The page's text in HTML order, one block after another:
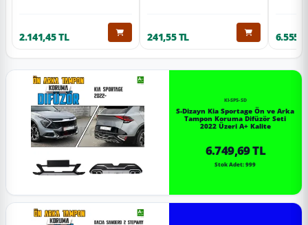
2.141,45 TL 241,55 TL
KI-SP5-SD
S-Dizayn Kia Sportage Ön ve Arka
Tampon Koruma Difüzör Seti
2022 Üzeri A+ Kalite
6.749,69 TL
Stok Adet: 999